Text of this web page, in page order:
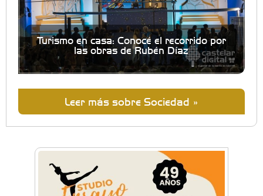
Turismo en casa: Conocé el recorrido por
las obras de Rubén Díaz
Leer más sobre Sociedad »